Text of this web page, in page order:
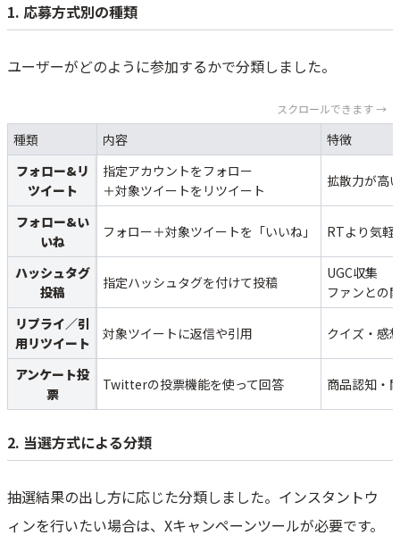
1. 応募方式別の種類
ユーザーがどのように参加するかで分類しました。
スクロールできます →
種類 内容
特徴
フォロー&リ
ツイート
指定アカウントをフォロー
＋対象ツイートをリツイート
拡散力が高
フォロー&い
いね
フォロー＋対象ツイートを「いいね」 RTより気軽
ハッシュタグ
投稿
指定ハッシュタグを付けて投稿
UGC収集
ファンとの
リプライ／引
用リツイート
対象ツイートに返信や引用 クイズ・感
アンケート投
票
Twitterの投票機能を使って回答 商品認知・
2. 当選方式による分類
抽選結果の出し方に応じた分類しました。インスタントウ
ィンを行いたい場合は、Xキャンペーンツールが必要です。